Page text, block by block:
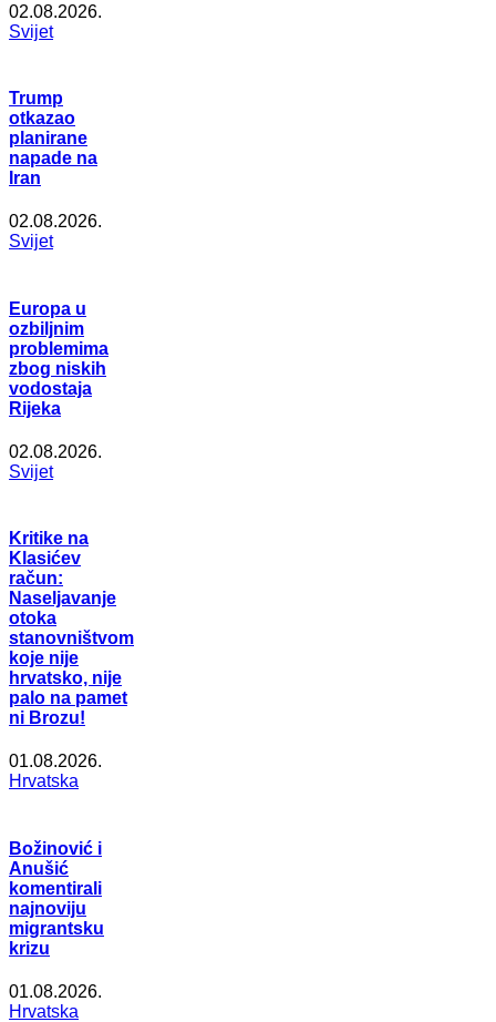
02.08.2026.
Svijet
Trump
otkazao
planirane
napade na
Iran
02.08.2026.
Svijet
Europa u
ozbiljnim
problemima
zbog niskih
vodostaja
Rijeka
02.08.2026.
Svijet
Kritike na
Klasićev
račun:
Naseljavanje
otoka
stanovništvom
koje nije
hrvatsko, nije
palo na pamet
ni Brozu!
01.08.2026.
Hrvatska
Božinović i
Anušić
komentirali
najnoviju
migrantsku
krizu
01.08.2026.
Hrvatska